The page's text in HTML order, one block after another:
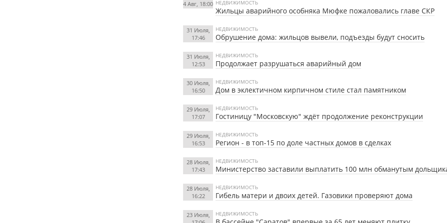
4 Авг, 18:00 НЕДВИЖИМОСТЬ
Жильцы аварийного особняка Мюфке пожаловались главе СКР
31 Июля,
17:46
НЕДВИЖИМОСТЬ
Обрушение дома: жильцов вывели, подъезды будут сносить
31 Июля,
12:53
НЕДВИЖИМОСТЬ
Продолжает разрушаться аварийный дом
30 Июля,
16:50
НЕДВИЖИМОСТЬ
Дом в эклектичном кирпичном стиле стал памятником
29 Июля,
17:07
НЕДВИЖИМОСТЬ
Гостиницу "Московскую" ждёт продолжение реконструкции
29 Июля,
16:53
НЕДВИЖИМОСТЬ
Регион - в топ-15 по доле частных домов в сделках
28 Июля,
17:43
НЕДВИЖИМОСТЬ
Министерство заставили выплатить 100 млн обманутым
28 Июля,
16:22
НЕДВИЖИМОСТЬ
Гибель матери и двоих детей. Газовики проверяют дома
23 Июля,
НЕДВИЖИМОСТЬ